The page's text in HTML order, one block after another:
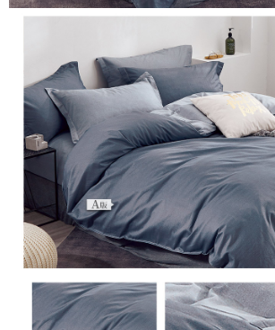
易，需依本服務之必要範圍內提供個人資料，並將交
２．關於個人資料處理事宜，請瀏覽以下網址：
https://aftee.tw/terms/#terms3
３．未成年的使用者請事先徵得法定代理人或監護人
「AFTEE先享後付」，若未經同意申辦者引起之損失
任。
４．使用「AFTEE先享後付」時，將依據個別帳號
時審查核予不同之上限額度；若仍有額度不足之情形
請求用戶進行身份認證。
５．嚴禁一人註冊多個帳號或使用他人資訊註冊。若
恩沛科技股份有限公司將有權停止該用戶之使用額度
每筆NT$80，滿NT$999(含以上)免運費